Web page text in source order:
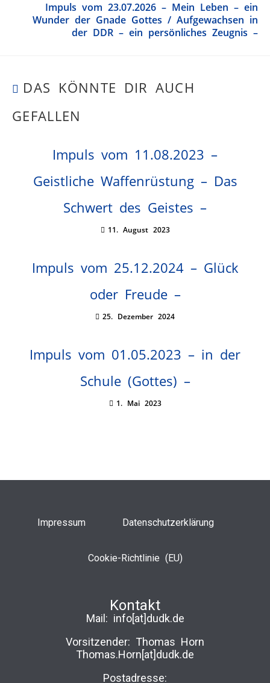
Impuls vom 23.07.2026 – Mein Leben – ein
Wunder der Gnade Gottes / Aufgewachsen in
der DDR – ein persönliches Zeugnis –
DAS KÖNNTE DIR AUCH
GEFALLEN
Impuls vom 11.08.2023 –
Geistliche Waffenrüstung – Das
Schwert des Geistes –
11. August 2023
Impuls vom 25.12.2024 – Glück
oder Freude –
25. Dezember 2024
Impuls vom 01.05.2023 – in der
Schule (Gottes) –
1. Mai 2023
Impressum Datenschutzerklärung
Cookie-Richtlinie (EU)
Kontakt
Mail: info[at]dudk.de
Vorsitzender: Thomas Horn
Thomas.Horn[at]dudk.de
Postadresse: